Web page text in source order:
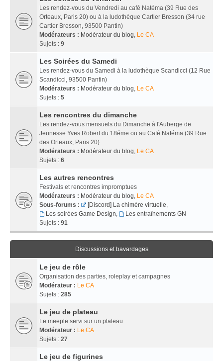
Les rendez-vous du Vendredi au café Natéma (39 Rue des
Orteaux, Paris 20) ou à la ludothèque Cartier Bresson (34 rue
Cartier Bresson, 93500 Pantin)
Modérateurs : Modérateur du blog, Le CA
Sujets : 9
Les Soirées du Samedi
Les rendez-vous du Samedi à la ludothèque Scandicci (12 Rue
Scandicci, 93500 Pantin)
Modérateurs : Modérateur du blog, Le CA
Sujets : 5
Les rencontres du dimanche
Les rendez-vous mensuels du Dimanche à l'Auberge de
Jeunesse Yves Robert du 18éme ou au Café Natéma (39 Rue
des Orteaux, Paris 20)
Modérateurs : Modérateur du blog, Le CA
Sujets : 6
Les autres rencontres
Festivals et rencontres impromptues
Modérateurs : Modérateur du blog, Le CA
Sous-forums :
[Discord] La chimère virtuelle,
Les soirées Game Design,
Les entraînements GN
Sujets : 91
Discussions et bavardages
Le jeu de rôle
Organisation des parties, roleplay et campagnes
Modérateur : Le CA
Sujets : 285
Le jeu de plateau
Le meeple servi sur un plateau
Modérateur : Le CA
Sujets : 27
Le jeu de figurines